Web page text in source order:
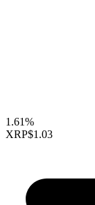
1.61%
XRP$1.03